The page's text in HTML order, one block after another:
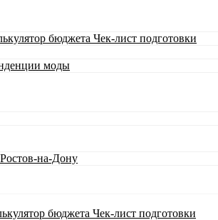
бюджета Чек-лист подготовки
моды
Ростов-на-Дону
бюджета Чек-лист подготовки